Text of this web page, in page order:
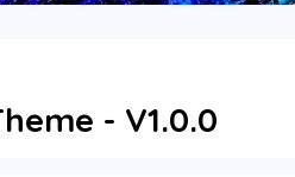
- V1.0.0